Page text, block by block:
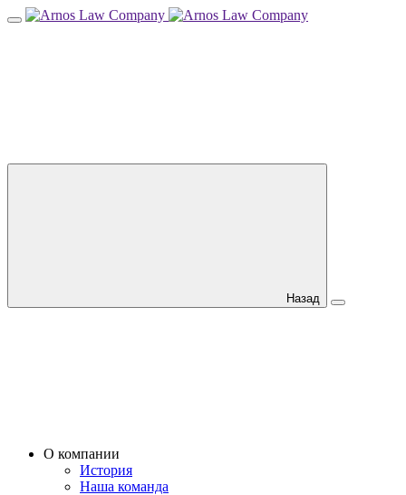
Назад
О компании
История
Наша команда